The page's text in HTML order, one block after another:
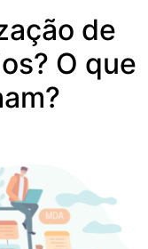
de
O que